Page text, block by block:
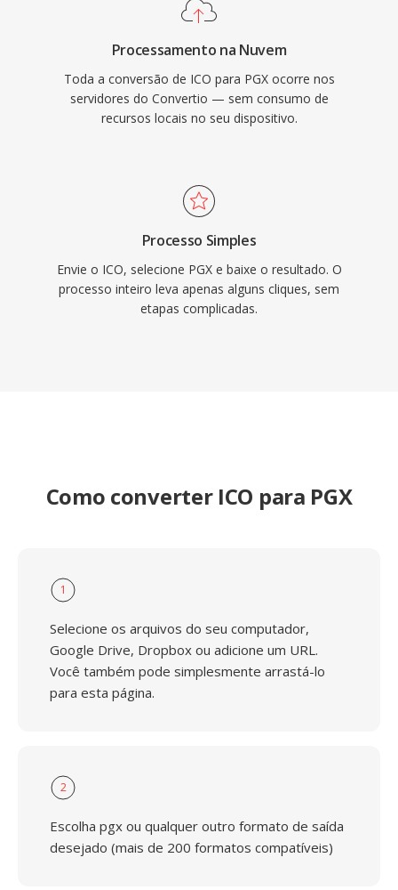
Processamento na Nuvem
Toda a conversão de ICO para PGX ocorre nos
servidores do Convertio — sem consumo de
recursos locais no seu dispositivo.
Processo Simples
Envie o ICO, selecione PGX e baixe o resultado. O
processo inteiro leva apenas alguns cliques, sem
etapas complicadas.
Como converter ICO para PGX
1
Selecione os arquivos do seu computador,
Google Drive, Dropbox ou adicione um URL.
Você também pode simplesmente arrastá-lo
para esta página.
2
Escolha pgx ou qualquer outro formato de saída
desejado (mais de 200 formatos compatíveis)